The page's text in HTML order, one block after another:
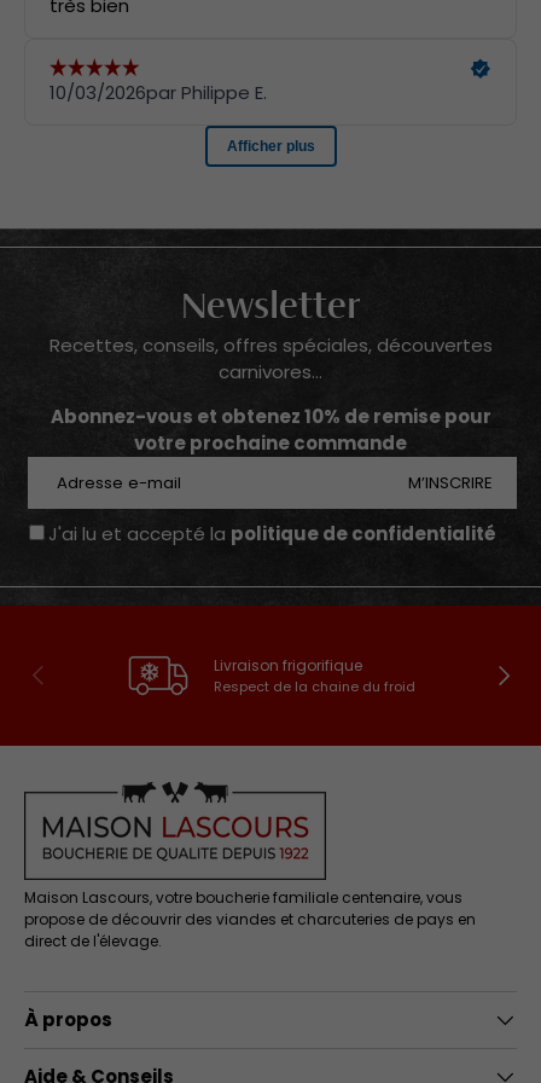
Newsletter
Recettes, conseils, offres spéciales, découvertes
carnivores...
Abonnez-vous et obtenez 10% de remise pour
votre prochaine commande
M’INSCRIRE
J'ai lu et accepté la politique de confidentialité
Précédent Livraison frigorifique
Respect de la chaine du froid
Maison Lascours, votre boucherie familiale centenaire, vous
propose de découvrir des viandes et charcuteries de pays en
direct de l'élevage.
À propos
Aide & Conseils